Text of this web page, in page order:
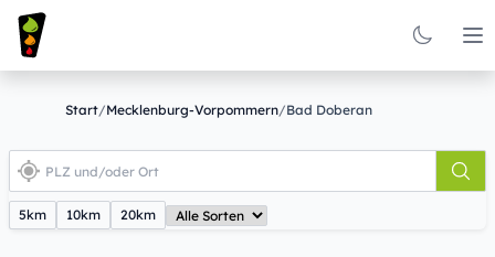
Start/Mecklenburg-Vorpommern/Bad Doberan
5km 10km 20km